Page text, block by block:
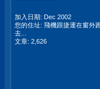
加入日期: Dec 2002
您的住址: 飛機跟捷運在窗外
去...
文章: 2,626